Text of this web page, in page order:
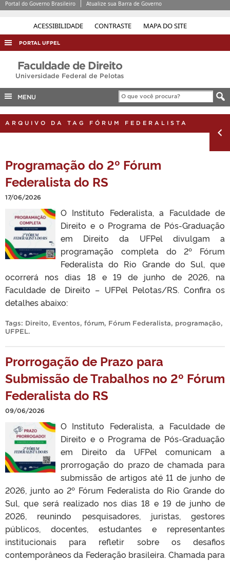
ACESSIBILIDADE CONTRASTE MAPA DO SITE
Portal do Governo Brasileiro Atualize sua Barra de Governo
PORTAL UFPEL
ACESSO À INFORMAÇÃO
AUDITORIA
COBALTO
OUVIDORIA
PORTARIAS
TELEFONES
Faculdade de Direito
Universidade Federal de Pelotas
MENU
ARQUIVO DA TAG FÓRUM FEDERALISTA
Programação do 2º Fórum
Federalista do RS
17/06/2026
O Instituto Federalista, a Faculdade de
Direito e o Programa de Pós-Graduação
em Direito da UFPel divulgam a
programação completa do 2º Fórum
Federalista do Rio Grande do Sul, que
ocorrerá nos dias 18 e 19 de junho de 2026, na
Faculdade de Direito – UFPel Pelotas/RS. Confira os
detalhes abaixo:
Tags: Direito, Eventos, fórum, Fórum Federalista, programação,
UFPEL.
Prorrogação de Prazo para
Submissão de Trabalhos no 2º Fórum
Federalista do RS
09/06/2026
O Instituto Federalista, a Faculdade de
Direito e o Programa de Pós-Graduação
em Direito da UFPel comunicam a
prorrogação do prazo de chamada para
submissão de artigos até 11 de junho de
2026, junto ao 2º Fórum Federalista do Rio Grande do
Sul, que será realizado nos dias 18 e 19 de junho de
2026, reunindo pesquisadores, juristas, gestores
públicos, docentes, estudantes e representantes
institucionais para refletir sobre os desafios
contemporâneos da Federação brasileira. Chamada para